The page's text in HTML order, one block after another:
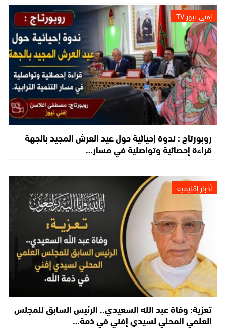
إفني نيوز TV
روبورتاج : ندوة إحيائية حول عيد العرش المجيد بالجهة
قراءة إحصائية وتواصلية في مسار…
أخبار إقليمية
تعزية: وفاة عبد الله السعيدي.. الرئيس السابق للمجلس
العلمي المحلي لسيدي إفني في ذمة…